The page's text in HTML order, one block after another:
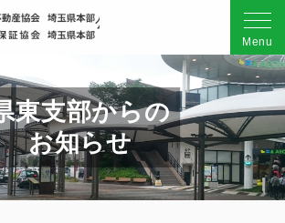
公益社団法人 全日本不動
Menu
東支部からの
お知らせ